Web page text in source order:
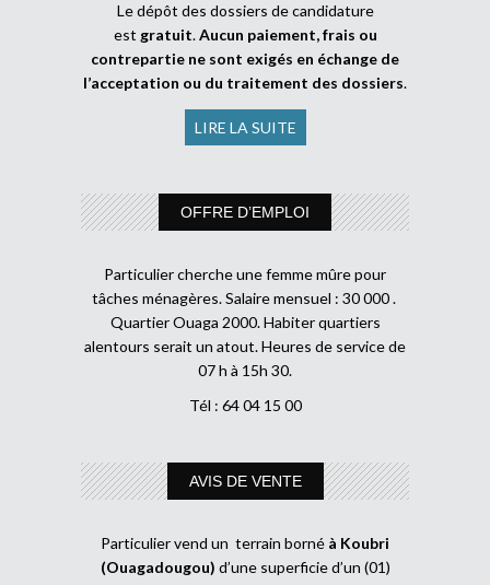
Le dépôt des dossiers de candidature
est gratuit.Aucun paiement, frais ou
contrepartie ne sont exigés en échange de
l’acceptation ou du traitement des dossiers.
LIRE LA SUITE
OFFRE D’EMPLOI
Particulier cherche une femme mûre pour
tâches ménagères. Salaire mensuel : 30 000 .
Quartier Ouaga 2000. Habiter quartiers
alentours serait un atout. Heures de service de
07 h à 15h 30.
Tél : 64 04 15 00
AVIS DE VENTE
Particulier vend un terrain borné à Koubri
(Ouagadougou) d’une superficie d’un (01)